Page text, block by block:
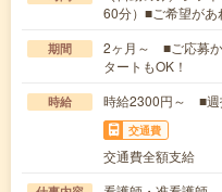
60分）■ご希望が
期間
2ヶ月～ ■ご応募
タートもOK！
時給 時給2300円～ ■
交通費
交通費全額支給